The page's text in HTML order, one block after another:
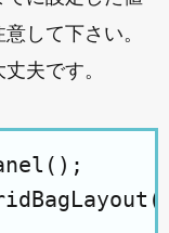
して下さい。
夫です。